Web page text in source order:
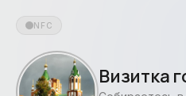
NFC
Визитка